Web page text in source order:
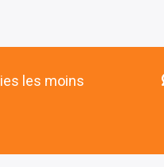
les moins